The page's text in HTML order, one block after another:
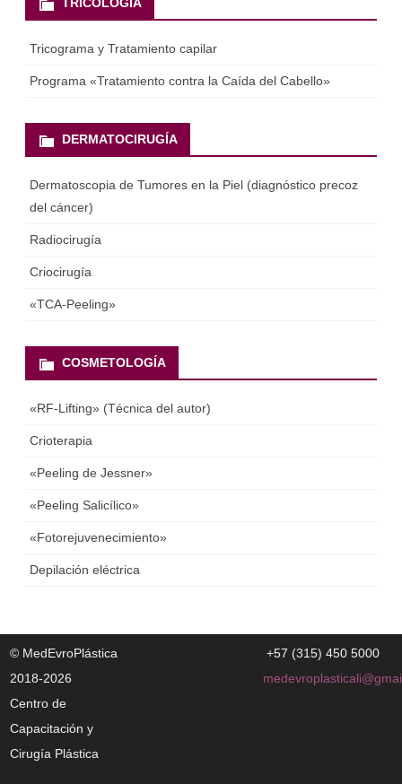
TRICOLOGÍA
Tricograma y Tratamiento capilar
Programa «Tratamiento contra la Caída del Cabello»
DERMATOCIRUGÍA
Dermatoscopia de Tumores en la Piel (diagnóstico precoz
del cáncer)
Radiocirugía
Criocirugía
«ТСА-Peeling»
COSMETOLOGÍA
«RF-Lifting» (Técnica del autor)
Crioterapia
«Peeling de Jessner»
«Peeling Salicílico»
«Fotorejuvenecimiento»
Depilación eléctrica
© MedEvroPlástiсa
2018-2026
Centro de
Capacitación y
Cirugía Plástica
+57 (315) 450 5000